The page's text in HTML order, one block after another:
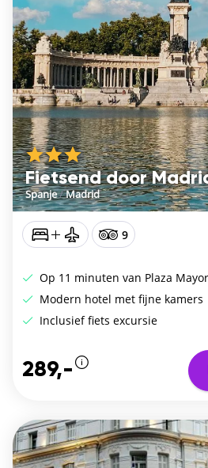
Fietsend door
Spanje/Madrid
9
Op 11 minuten van Plaza Mayor
Modern hotel met fijne kamers
Inclusief fiets excursie
289,-